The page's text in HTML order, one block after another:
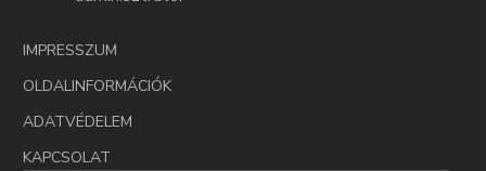
IMPRESSZUM
OLDALINFORMÁCIÓK
ADATVÉDELEM
KAPCSOLAT